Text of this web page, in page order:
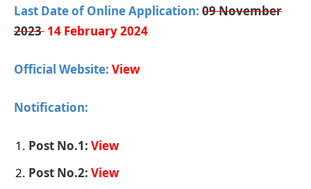
Last Date of Online Application: 09 November
2023 14 February 2024
Official Website: View
Notification:
Post No.1: View
Post No.2: View